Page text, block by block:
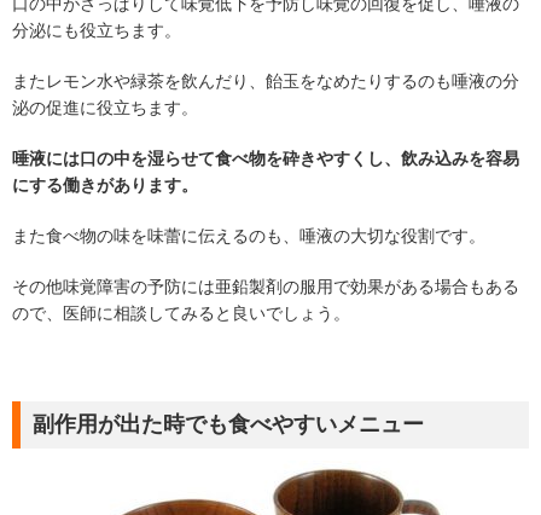
口の中がさっぱりして味覚低下を予防し味覚の回復を促し、唾液の
分泌にも役立ちます。
またレモン水や緑茶を飲んだり、飴玉をなめたりするのも唾液の分
泌の促進に役立ちます。
唾液には口の中を湿らせて食べ物を砕きやすくし、飲み込みを容易
にする働きがあります。
また食べ物の味を味蕾に伝えるのも、唾液の大切な役割です。
その他味覚障害の予防には亜鉛製剤の服用で効果がある場合もある
ので、医師に相談してみると良いでしょう。
副作用が出た時でも食べやすいメニュー